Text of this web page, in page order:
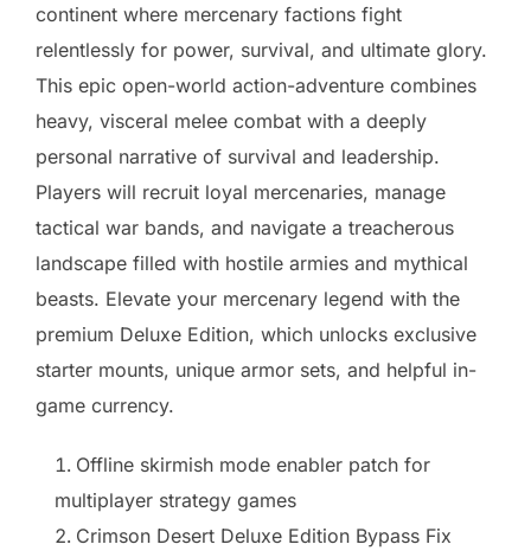
continent where mercenary factions fight
relentlessly for power, survival, and ultimate glory.
This epic open-world action-adventure combines
heavy, visceral melee combat with a deeply
personal narrative of survival and leadership.
Players will recruit loyal mercenaries, manage
tactical war bands, and navigate a treacherous
landscape filled with hostile armies and mythical
beasts. Elevate your mercenary legend with the
premium Deluxe Edition, which unlocks exclusive
starter mounts, unique armor sets, and helpful in-
game currency.
Offline skirmish mode enabler patch for
multiplayer strategy games
Crimson Desert Deluxe Edition Bypass Fix